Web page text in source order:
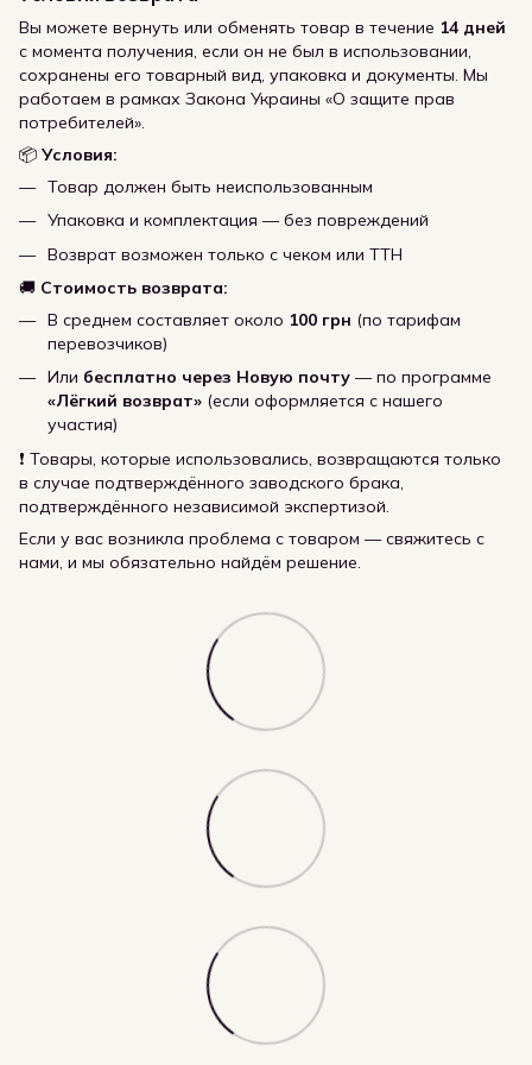
Вы можете вернуть или обменять товар в течение 14 дней
с момента получения, если он не был в использовании,
сохранены его товарный вид, упаковка и документы. Мы
работаем в рамках Закона Украины «О защите прав
потребителей».
📦 Условия:
Товар должен быть неиспользованным
Упаковка и комплектация — без повреждений
Возврат возможен только с чеком или ТТН
🚚 Стоимость возврата:
В среднем составляет около 100 грн (по тарифам
перевозчиков)
Или бесплатно через Новую почту — по программе
«Лёгкий возврат» (если оформляется с нашего
участия)
❗ Товары, которые использовались, возвращаются только
в случае подтверждённого заводского брака,
подтверждённого независимой экспертизой.
Если у вас возникла проблема с товаром — свяжитесь с
нами, и мы обязательно найдём решение.